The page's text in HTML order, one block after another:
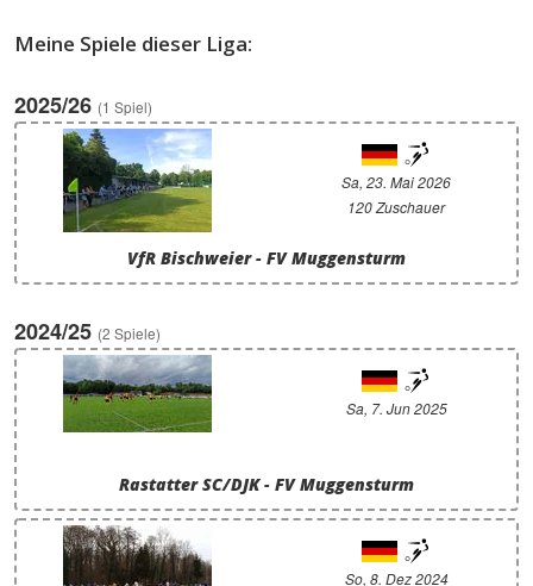
Meine Spiele dieser Liga:
2025/26 (1 Spiel)
Sa, 23. Mai 2026
120 Zuschauer
VfR Bischweier - FV Muggensturm
2024/25 (2 Spiele)
Sa, 7. Jun 2025
Rastatter SC/DJK - FV Muggensturm
So, 8. Dez 2024